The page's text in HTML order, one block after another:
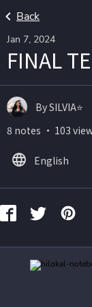
Back
Jan 7, 2024
FINAL
By SILVIA⭐
8 notes ・ 103
English